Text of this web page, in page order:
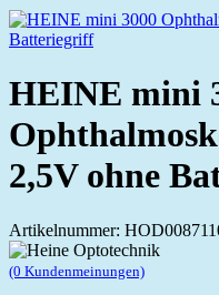
HEINE mini
2,5V ohne
Artikelnummer:
(0 Kundenmeinungen)